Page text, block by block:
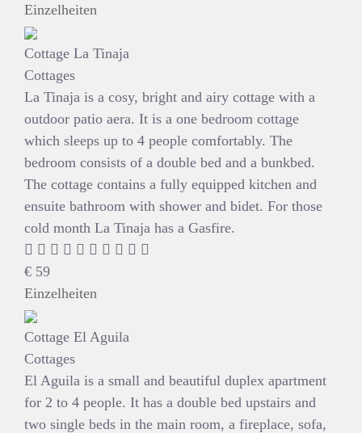
Einzelheiten
Cottage La Tinaja
Cottages
La Tinaja is a cosy, bright and airy cottage with a
outdoor patio aera. It is a one bedroom cottage
which sleeps up to 4 people comfortably. The
bedroom consists of a double bed and a bunkbed.
The cottage contains a fully equipped kitchen and
ensuite bathroom with shower and bidet. For those
cold month La Tinaja has a Gasfire.
€ 59
Einzelheiten
Cottage El Aguila
Cottages
El Aguila is a small and beautiful duplex apartment
for 2 to 4 people. It has a double bed upstairs and
two single beds in the main room, a fireplace, sofa,